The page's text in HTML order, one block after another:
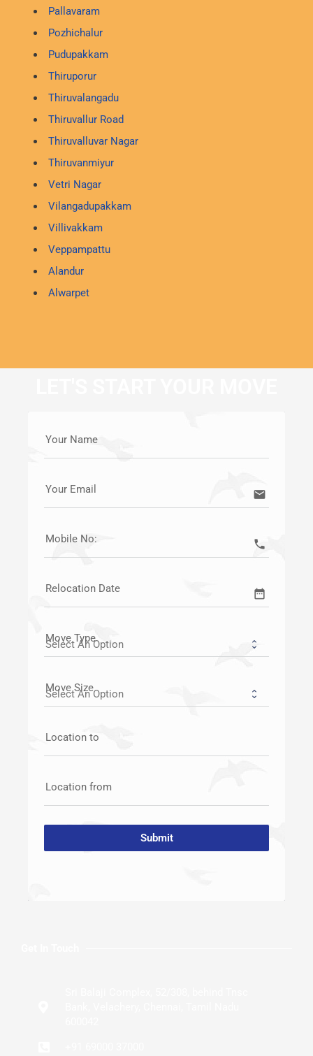
Pallavaram
Pozhichalur
Pudupakkam
Thiruporur
Thiruvalangadu
Thiruvallur Road
Thiruvalluvar Nagar
Thiruvanmiyur
Vetri Nagar
Vilangadupakkam
Villivakkam
Veppampattu
Alandur
Alwarpet
Your Name
Your Email email
Mobile No: call
Relocation Date date_range
Move Type
Move Size
Location to
Location from
Submit